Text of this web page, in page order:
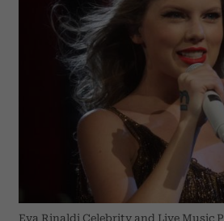
Eva Rinaldi Celebrity and Live Music